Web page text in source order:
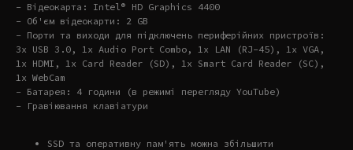
- Відеокарта: Intel® HD Graphics 4400
- Об'єм відеокарти: 2 GB
- Порти та виходи для підключень периферійних пристроїв:
3x USB 3.0, 1x Audio Port Combo, 1x LAN (RJ-45), 1x VGA,
1x HDMI, 1x Card Reader (SD), 1x Smart Card Reader (SC),
1x WebCam
- Батарея: 4 години (в режимі перегляду YouTube)
- Гравіювання клавіатури
SSD та оперативну пам'ять можна збільшити